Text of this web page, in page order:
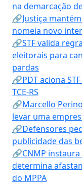
na demarcação
🔗Justiça
nomeia novo
🔗STF valida
eleitorais para
pardas
🔗PDT aciona
TCE-RS
🔗Marcello
levar uma
🔗Defensores
publicidade das
🔗CNMP
determina
do MPPA